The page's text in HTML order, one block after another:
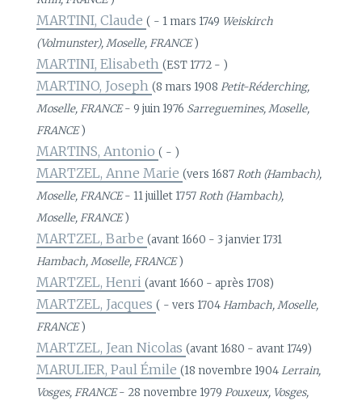
MARTINI, Claude( - 1 mars 1749 Weiskirch
(Volmunster), Moselle, FRANCE)
MARTINI, Elisabeth(EST 1772 - )
MARTINO, Joseph(8 mars 1908Petit-Réderching,
Moselle, FRANCE- 9 juin 1976 Sarreguemines, Moselle,
FRANCE)
MARTINS, Antonio( - )
MARTZEL, Anne Marie(vers 1687Roth (Hambach),
Moselle, FRANCE- 11 juillet 1757Roth (Hambach),
Moselle, FRANCE)
MARTZEL, Barbe(avant 1660 - 3 janvier 1731
Hambach, Moselle, FRANCE)
MARTZEL, Henri(avant 1660 - après 1708)
MARTZEL, Jacques( - vers 1704Hambach, Moselle,
FRANCE)
MARTZEL, Jean Nicolas(avant 1680 - avant 1749)
MARULIER, Paul Émile(18 novembre 1904Lerrain,
Vosges, FRANCE- 28 novembre 1979Pouxeux, Vosges,